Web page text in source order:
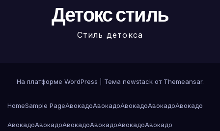
Детокс стиль
Стиль детокса
На платформе WordPress Тема newstack от Themeansar.
HomeSample PageАвокадоАвокадоАвокадоАвокадоАвокадо
АвокадоАвокадоАвокадоАвокадоАвокадоАвокадо